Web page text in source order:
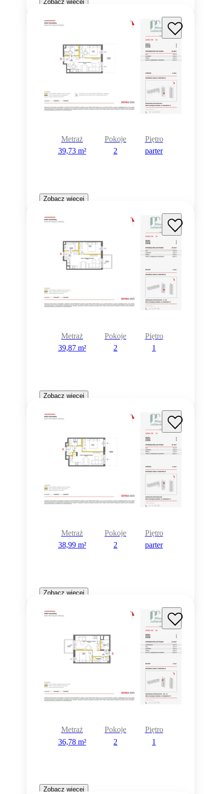
Zobacz więcej
Metraż
39,73 m²
Pokoje
2
Piętro
parter
Zobacz więcej
Metraż
39,87 m²
Pokoje
2
Piętro
1
Zobacz więcej
Metraż
38,99 m²
Pokoje
2
Piętro
parter
Zobacz więcej
Metraż
36,78 m²
Pokoje
2
Piętro
1
Zobacz więcej